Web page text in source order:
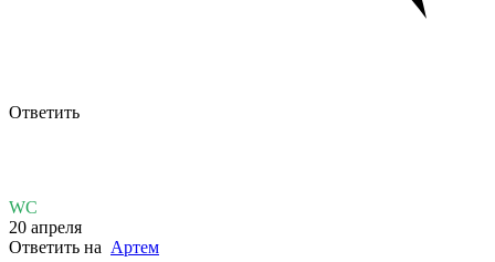
Ответить
WC
20 апреля
Ответить на Артем